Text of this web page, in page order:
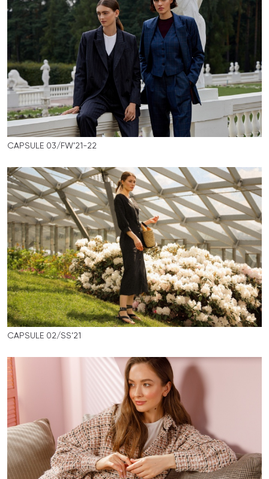
CAPSULE 03/FW’21-22
CAPSULE 02/SS’21